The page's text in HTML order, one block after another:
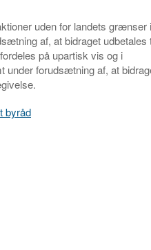
uden for landets grænser
af, at bidraget udbetales
på upartisk vis og i
forudsætning af, at
byråd